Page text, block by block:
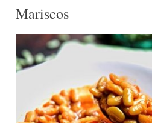
Mariscos